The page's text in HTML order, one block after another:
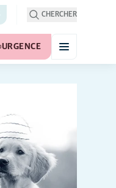
CHERCHER
URGENCE